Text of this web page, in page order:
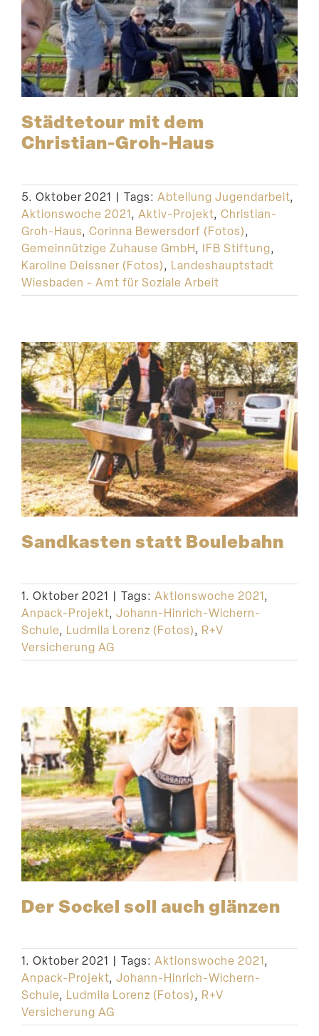
Städtetour mit dem
Christian-Groh-Haus
5. Oktober 2021 | Tags: Abteilung Jugendarbeit,
Aktionswoche 2021, Aktiv-Projekt, Christian-
Groh-Haus, Corinna Bewersdorf (Fotos),
Gemeinnützige Zuhause GmbH, IFB Stiftung,
Karoline Deissner (Fotos), Landeshauptstadt
Wiesbaden - Amt für Soziale Arbeit
Sandkasten statt Boulebahn
1. Oktober 2021 | Tags: Aktionswoche 2021,
Anpack-Projekt, Johann-Hinrich-Wichern-
Schule, Ludmila Lorenz (Fotos), R+V
Versicherung AG
Der Sockel soll auch glänzen
1. Oktober 2021 | Tags: Aktionswoche 2021,
Anpack-Projekt, Johann-Hinrich-Wichern-
Schule, Ludmila Lorenz (Fotos), R+V
Versicherung AG